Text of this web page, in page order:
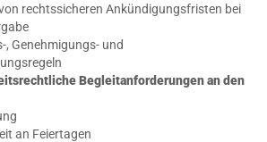
rechtssicheren Ankündigungsfristen bei
, Genehmigungs- und
Begleitanforderungen an den
an Feiertagen